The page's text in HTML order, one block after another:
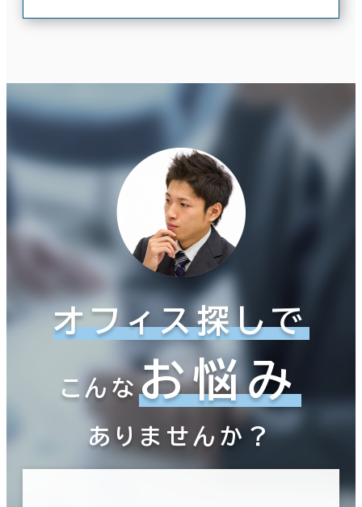
オフィス探しで
こんなお悩み
ありませんか？